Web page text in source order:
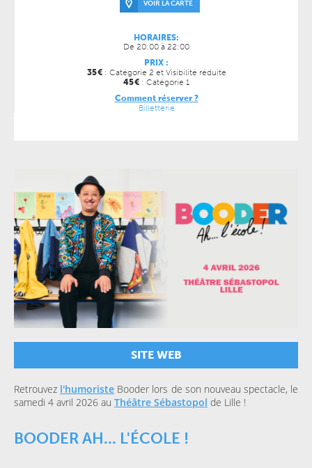
VOIR LA CARTE
HORAIRES:
De 20:00 à 22:00
PRIX :
35€ : Catégorie 2 et Visibilité réduite
45€ : Catégorie 1
Comment réserver ?
Billetterie
SITE WEB
Retrouvez l'humoriste Booder lors de son nouveau spectacle, le
samedi 4 avril 2026 au Théâtre Sébastopol de Lille !
BOODER AH... L'ÉCOLE !